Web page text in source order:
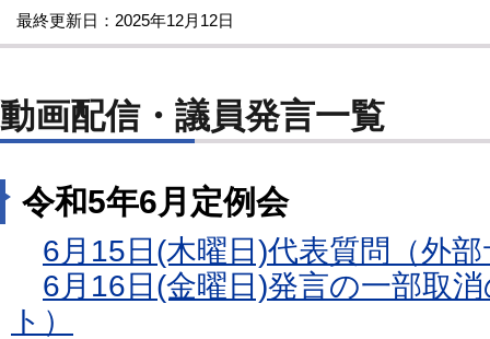
最終更新日：2025年12月12日
動画配信・議員発言一覧
令和5年6月定例会
6月15日(木曜日)代表質問（外
6月16日(金曜日)発言の一部取
ト）